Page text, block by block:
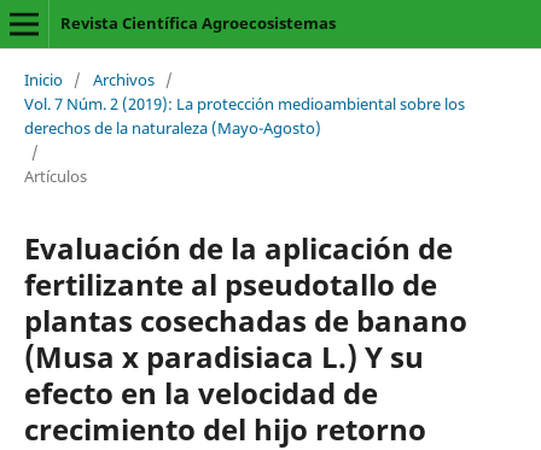
Revista Científica Agroecosistemas
Inicio / Archivos /
Vol. 7 Núm. 2 (2019): La protección medioambiental sobre los
derechos de la naturaleza (Mayo-Agosto)
/
Artículos
Evaluación de la aplicación de
fertilizante al pseudotallo de
plantas cosechadas de banano
(Musa x paradisiaca L.) Y su
efecto en la velocidad de
crecimiento del hijo retorno